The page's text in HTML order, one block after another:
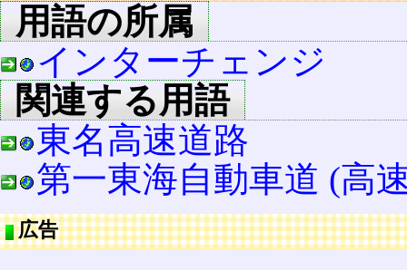
用語の所属
インターチェンジ
関連する用語
東名高速道路
第一東海自動車道 (高
広告